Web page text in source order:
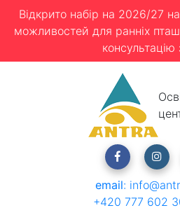
Відкрито набір на 2026/27
можливостей для ранніх
консультацію
email:
+420 777 602